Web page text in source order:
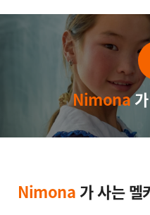
Nimona가
Nimona 가 사는 멜